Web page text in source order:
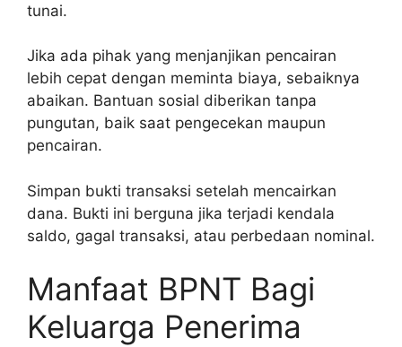
tunai.
Jika ada pihak yang menjanjikan pencairan
lebih cepat dengan meminta biaya, sebaiknya
abaikan. Bantuan sosial diberikan tanpa
pungutan, baik saat pengecekan maupun
pencairan.
Simpan bukti transaksi setelah mencairkan
dana. Bukti ini berguna jika terjadi kendala
saldo, gagal transaksi, atau perbedaan nominal.
Manfaat BPNT Bagi
Keluarga Penerima